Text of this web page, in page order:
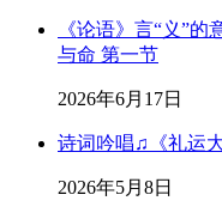
《论语》言“义”
与命 第一节
2026年6月17日
诗词吟唱♫《礼运大
2026年5月8日